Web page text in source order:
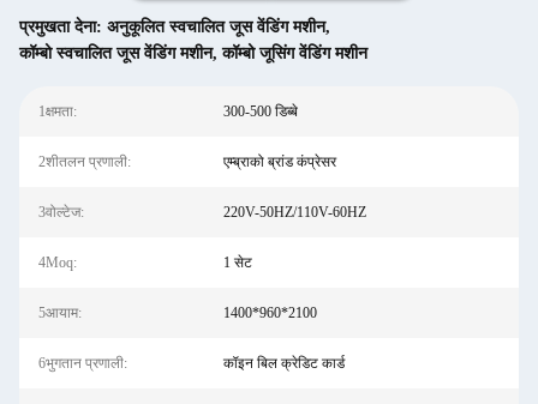
प्रमुखता देना: अनुकूलित स्वचालित जूस वेंडिंग मशीन,
कॉम्बो स्वचालित जूस वेंडिंग मशीन,कॉम्बो जूसिंग वेंडिंग मशीन
1क्षमता: 300-500 डिब्बे
2शीतलन प्रणाली: एम्ब्राको ब्रांड कंप्रेसर
3वोल्टेज: 220V-50HZ/110V-60HZ
4Moq: 1 सेट
5आयाम: 1400*960*2100
6भुगतान प्रणाली: कॉइन बिल क्रेडिट कार्ड